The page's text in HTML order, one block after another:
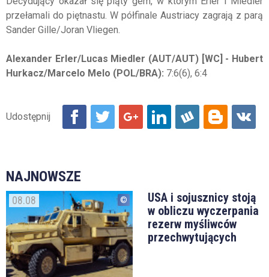
przełamali do piętnastu. W półfinale Austriacy zagrają z parą
Sander Gille/Joran Vliegen.
Alexander Erler/Lucas Miedler (AUT/AUT) [WC] - Hubert
Hurkacz/Marcelo Melo (POL/BRA): 7:6(6), 6:4
NAJNOWSZE
08.08
USA i sojusznicy stoją
w obliczu wyczerpania
rezerw myśliwców
przechwytujących